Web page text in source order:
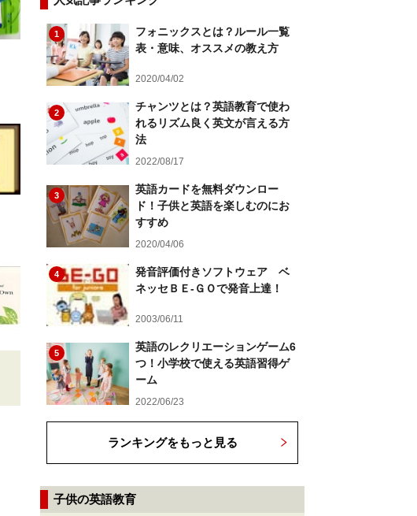
1
フォニックスとは？ルール一覧
表・意味、オススメの教え方
2020/04/02
2
チャンツとは？英語教育で使わ
れるリズム良く英文が言える方
法
2022/08/17
3
英語カードを無料ダウンロー
ド！子供と英語を楽しむのにお
すすめ
2020/04/06
4
発音評価付きソフトウェア ベ
ネッセＢＥ-ＧＯで発音上達！
2003/06/11
5
英語のレクリエーションゲーム6
つ！小学校で使える英語習得ゲ
ーム
2022/06/23
ランキングをもっと見る
子供の英語教育